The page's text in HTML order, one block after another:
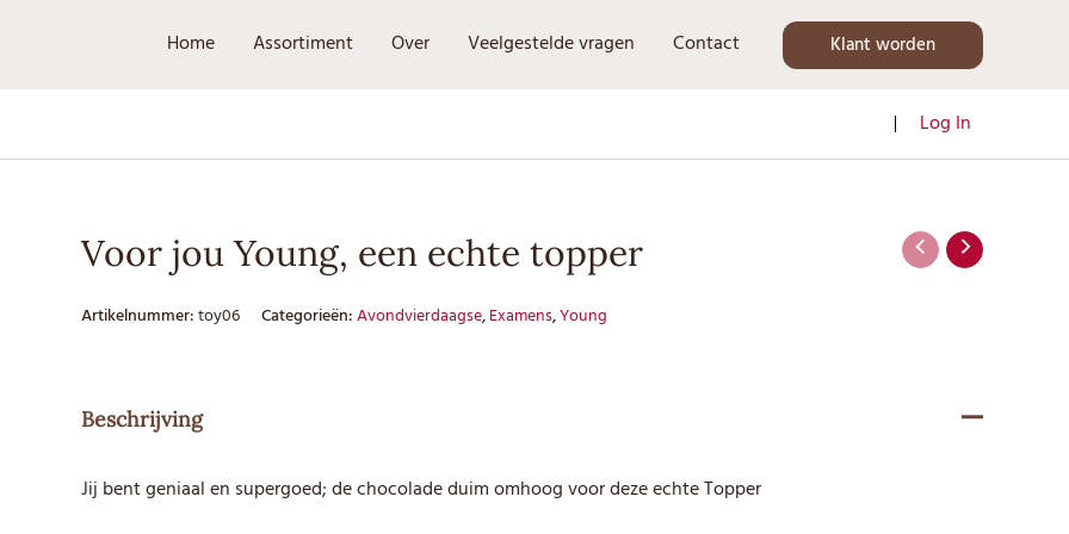
Home Assortiment Over Veelgestelde vragen Contact Klant worden
Log In
Voor jou Young, een echte topper
Artikelnummer:toy06 Categorieën:Avondvierdaagse,Examens,Young
Beschrijving
Jij bent geniaal en supergoed; de chocolade duim omhoog voor deze echte Topper